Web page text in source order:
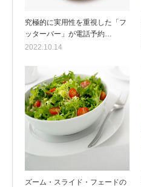
究極的に実用性を重視した「フ
ッターバー」が電話予約…
2022.10.14
ズーム・スライド・フェードの